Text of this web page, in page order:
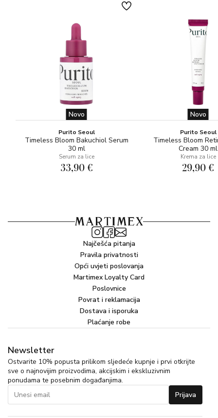
Novo
Purito Seoul
Timeless Bloom Bakuchiol Serum
30 ml
Serum za lice
33,90 €
Novo
Purito Seoul
Timeless Bloom
Cream 30 ml
Krema za lice
29,90 €
Najčešća pitanja
Pravila privatnosti
Opći uvjeti poslovanja
Martimex Loyalty Card
Poslovnice
Povrat i reklamacija
Dostava i isporuka
Plaćanje robe
Newsletter
Ostvarite 10% popusta prilikom sljedeće kupnje i prvi otkrijte
sve o najnovijim proizvodima, akcijskim i ekskluzivnim
ponudama te posebnim događanjima.
Prijava